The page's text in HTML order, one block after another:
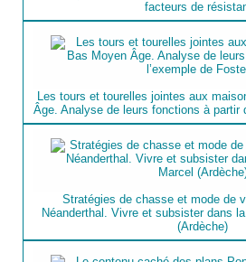
facteurs de
Les tours et tourelles jointes aux
Âge. Analyse de leurs fonctions à partir
Stratégies de chasse et mode de
Néanderthal. Vivre et subsister dans
(Ardèche)